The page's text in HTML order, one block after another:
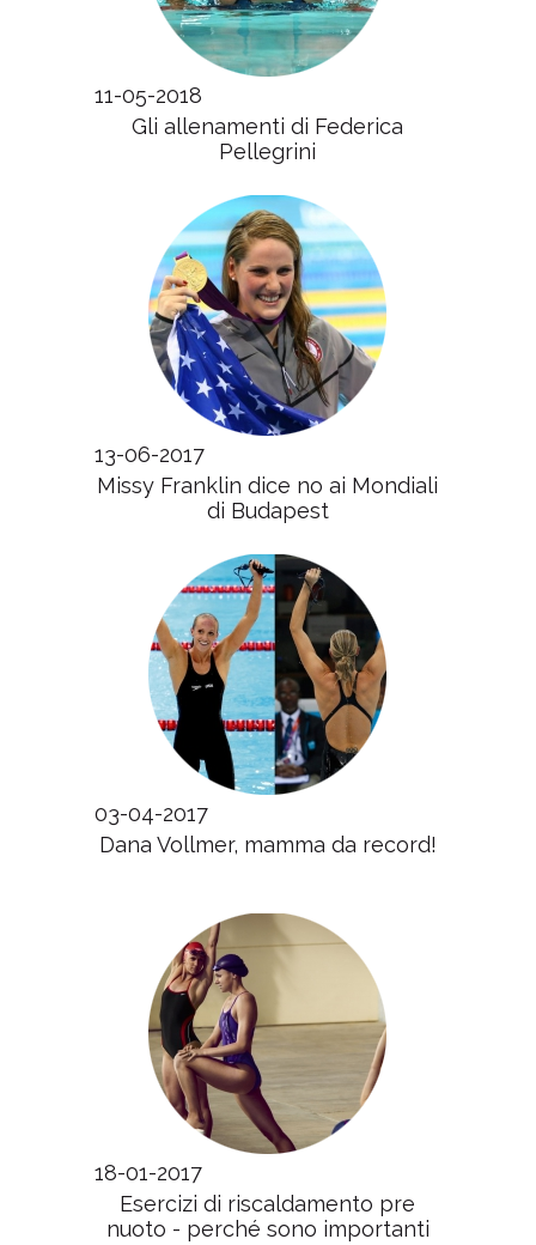
11-05-2018
Gli allenamenti di Federica
Pellegrini
13-06-2017
Missy Franklin dice no ai Mondiali
di Budapest
03-04-2017
Dana Vollmer, mamma da record!
18-01-2017
Esercizi di riscaldamento pre
nuoto - perché sono importanti